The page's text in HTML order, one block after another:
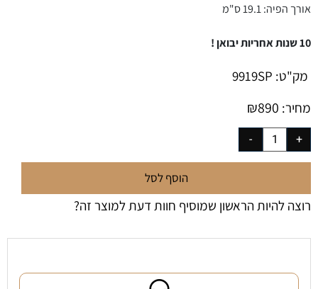
אורך הפיה: 19.1 ס"מ
10 שנות אחריות יבואן !
מק"ט: 9919SP
מחיר:
₪890
הוסף לסל
רוצה להיות הראשון שמוסיף חוות דעת למוצר זה?